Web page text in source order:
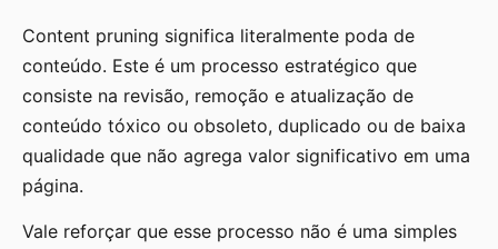
Content pruning significa literalmente poda de
conteúdo. Este é um processo estratégico que
consiste na revisão, remoção e atualização de
conteúdo tóxico ou obsoleto, duplicado ou de baixa
qualidade que não agrega valor significativo em uma
página.
Vale reforçar que esse processo não é uma simples